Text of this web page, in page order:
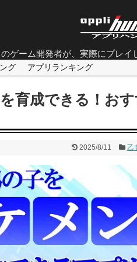
ゲーム開発者が、実際にプレ
グ アプリランキング
育成できる！お
2025/8/11 乙
面白すぎるゲーム特集
やり込み要素抜群のゲーム
ストーリーの完成度が凄い
人気ソシャゲランキング
20代男性におすすめな神ゲ
大人がハマるゲーム
基本無料なのに面白いゲー
シングルプレイ用ゲーム